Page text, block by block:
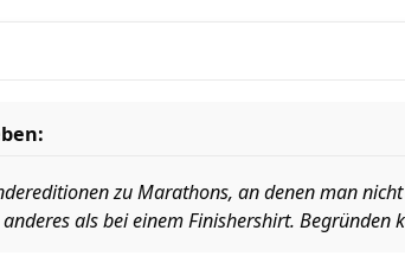
zu Marathons, an denen man
als bei einem Finishershirt. Begründen